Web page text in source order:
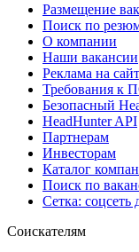
Размещение
Поиск по
О компании
Наши вакансии
Реклама на
Требования к
Безопасный
HeadHunter API
Партнерам
Инвесторам
Каталог
Поиск по
Сетка: соцсеть
Соискателям